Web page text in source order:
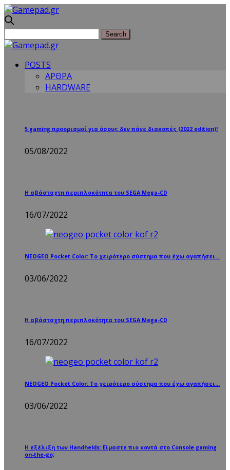
POSTS
ΑΡΘΡΑ
HARDWARE
5 gaming προορισμοί για όσους δεν πάνε διακοπές (2022 edition)!
05/08/2022
Η αβάσταχτη περιπλοκότητα του SEGA Mega-CD
16/07/2022
NEOGEO Pocket Color: Το χειρότερο σύστημα που έχω αγαπήσει…
03/06/2022
Η αβάσταχτη περιπλοκότητα του SEGA Mega-CD
16/07/2022
NEOGEO Pocket Color: Το χειρότερο σύστημα που έχω αγαπήσει…
03/06/2022
Η εξέλιξη των Handhelds: Είμαστε πιο κοντά στο Console gaming
on-the-go;